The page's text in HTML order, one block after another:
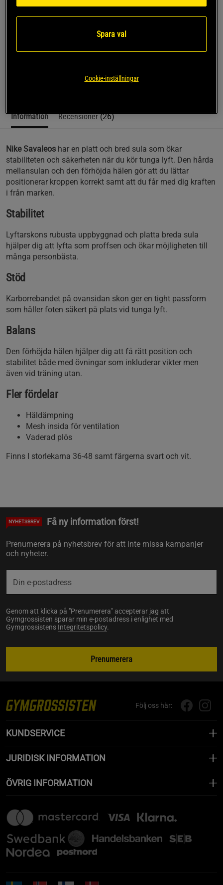
Verkligen bra, känns mycket stabil och bekväm! Mer än
bra för priset!
SKU #CV5708-010-R | EAN
Information Recensioner(26)
Nike Savaleos har en platt och bred sula som ökar
stabiliteten och säkerheten när du kör tunga lyft. Den hårda
mellansulan och den förhöjda hälen gör att du lättar
positionerar kroppen korrekt samt att du får med dig kraften
i från marken.
Stabilitet
Lyftarskons rubusta uppbyggnad och platta breda sula
hjälper dig att lyfta som proffsen och ökar möjligheten till
många personbästa.
Stöd
Karborrebandet på ovansidan skon ger en tight passform
som håller foten säkert på plats vid tunga lyft.
Balans
Den förhöjda hälen hjälper dig att få rätt position och
stabilitet både med övningar som inkluderar vikter men
även vid träning utan.
Fler fördelar
Häldämpning
Mesh insida för ventilation
Vaderad plös
Finns I storlekarna 36-48 samt färgerna svart och vit.
NYHETSBREV Få ny information först!
Prenumerera på nyhetsbrev för att inte missa kampanjer
och nyheter.
Genom att klicka på "Prenumerera" accepterar jag att
Gymgrossisten sparar min e-postadress i enlighet med
Gymgrossistens Integritetspolicy.
Prenumerera
Följ oss här:
KUNDSERVICE
JURIDISK INFORMATION
ÖVRIG INFORMATION
Spara val
Cookie-inställningar